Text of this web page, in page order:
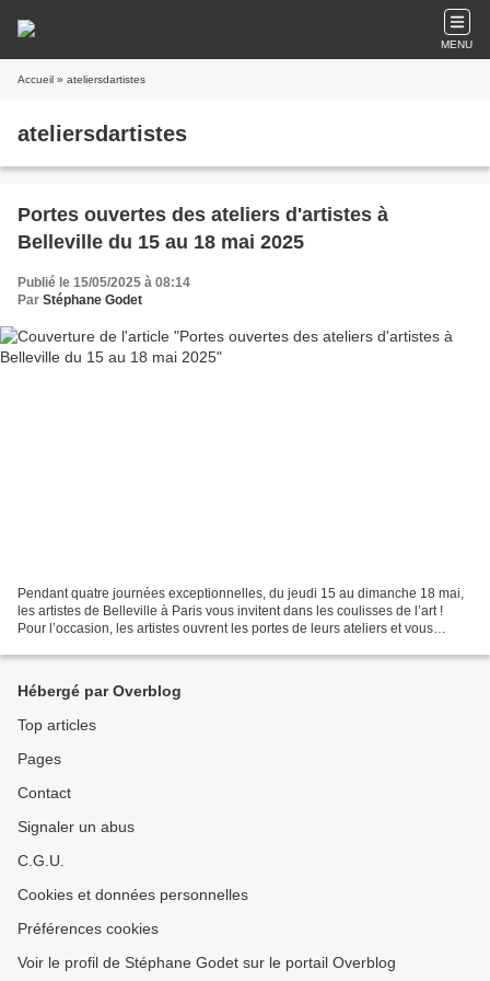
MENU
Accueil » ateliersdartistes
ateliersdartistes
Portes ouvertes des ateliers d'artistes à
Belleville du 15 au 18 mai 2025
Publié le 15/05/2025 à 08:14
Par Stéphane Godet
Pendant quatre journées exceptionnelles, du jeudi 15 au dimanche 18 mai,
les artistes de Belleville à Paris vous invitent dans les coulisses de l’art !
Pour l’occasion, les artistes ouvrent les portes de leurs ateliers et vous
Hébergé par Overblog
Top articles
Pages
Contact
Signaler un abus
C.G.U.
Cookies et données personnelles
Préférences cookies
Voir le profil de Stéphane Godet sur le portail Overblog